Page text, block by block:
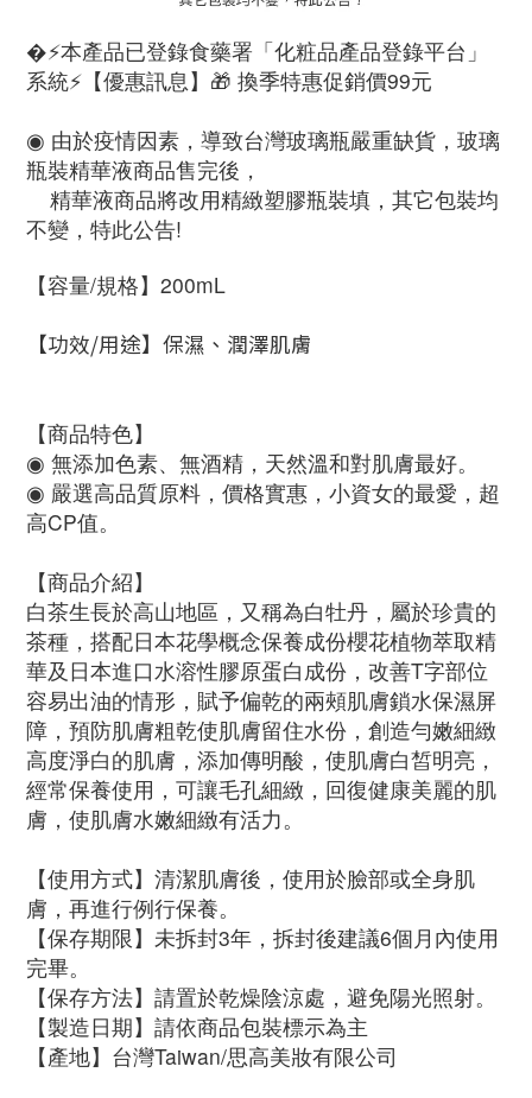
�⚡️本產品已登錄食藥署「化粧品產品登錄平台」
系統⚡️【優惠訊息】🎁 換季特惠促銷價99元
◉ 由於疫情因素，導致台灣玻璃瓶嚴重缺貨，玻璃
瓶裝精華液商品售完後，
不變，特此公告!
【容量/規格】200mL
【功效/用途】保濕、潤澤肌膚
【商品特色】
◉ 無添加色素、無酒精，天然溫和對肌膚最好。
◉ 嚴選高品質原料，價格實惠，小資女的最愛，超
高CP值。
【商品介紹】
白茶生長於高山地區，又稱為白牡丹，屬於珍貴的
茶種，搭配日本花學概念保養成份櫻花植物萃取精
華及日本進口水溶性膠原蛋白成份，改善T字部位
容易出油的情形，賦予偏乾的兩頰肌膚鎖水保濕屏
障，預防肌膚粗乾使肌膚留住水份，創造勻嫩細緻
高度淨白的肌膚，添加傳明酸，使肌膚白皙明亮，
經常保養使用，可讓毛孔細緻，回復健康美麗的肌
膚，使肌膚水嫩細緻有活力。
【使用方式】清潔肌膚後，使用於臉部或全身肌
膚，再進行例行保養。
【保存期限】未拆封3年，拆封後建議6個月內使用
完畢。
【保存方法】請置於乾燥陰涼處，避免陽光照射。
【製造日期】請依商品包裝標示為主
【產地】台灣Taiwan/思高美妝有限公司